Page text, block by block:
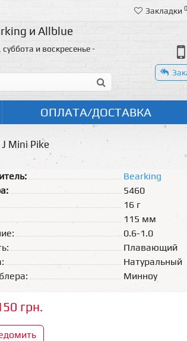
Закладки 0
и Allblue
и воскресенье -
ОПЛАТА/ДОСТАВКА
Mini Pike
Bearking
5460
16 г
115 мм
0.6-1.0
Плавающий
Натуральный
Минноу
грн.